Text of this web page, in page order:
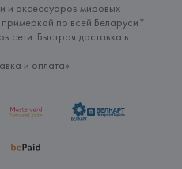
и аксессуаров мировых
по всей Беларуси*.
сети. Быстрая доставка в
и оплата»